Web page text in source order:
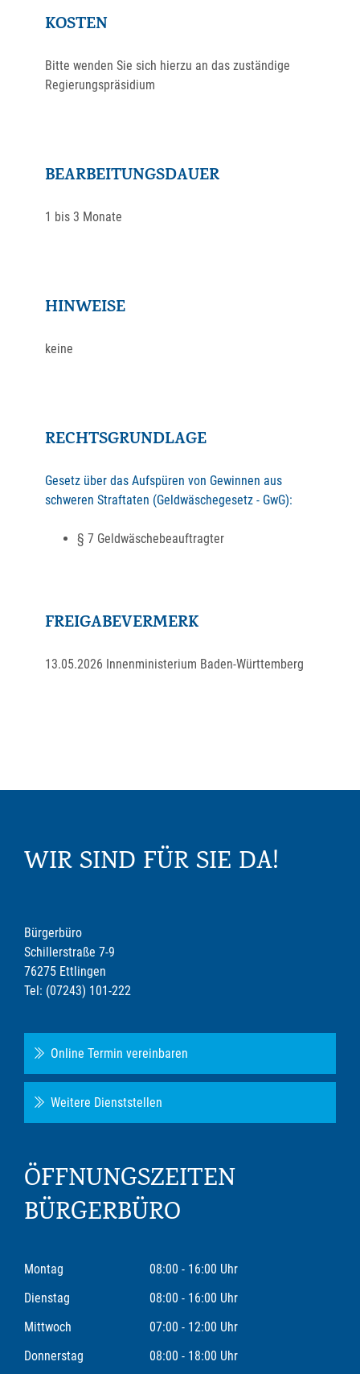
KOSTEN
Bitte wenden Sie sich hierzu an das zuständige
Regierungspräsidium
BEARBEITUNGSDAUER
1 bis 3 Monate
HINWEISE
keine
RECHTSGRUNDLAGE
Gesetz über das Aufspüren von Gewinnen aus
schweren Straftaten (Geldwäschegesetz - GwG):
§ 7 Geldwäschebeauftragter
FREIGABEVERMERK
13.05.2026 Innenministerium Baden-Württemberg
WIR SIND FÜR SIE DA!
Bürgerbüro
Schillerstraße 7-9
76275 Ettlingen
Tel: (07243) 101-222
Online Termin vereinbaren
Weitere Dienststellen
ÖFFNUNGSZEITEN
BÜRGERBÜRO
Montag
08:00 - 16:00 Uhr
Dienstag
08:00 - 16:00 Uhr
Mittwoch
07:00 - 12:00 Uhr
Donnerstag
08:00 - 18:00 Uhr